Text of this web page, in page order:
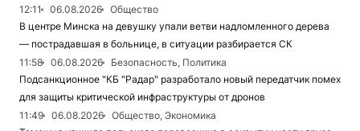
12:11
06.08.2026
Общество
В центре Минска на девушку упали ветви надломленного дерева
— пострадавшая в больнице, в ситуации разбирается СК
11:58
06.08.2026
Безопасность, Политика
Подсанкционное "КБ "Радар" разработало новый передатчик помех
для защиты критической инфраструктуры от дронов
11:49
06.08.2026
Общество, Экономика